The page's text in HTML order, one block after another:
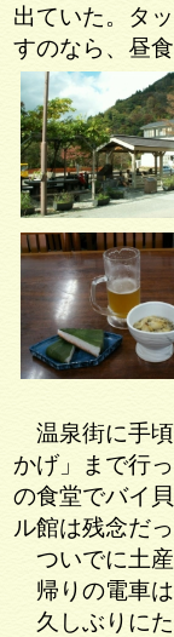
出ていた。タ
すのなら、昼
温泉街に手頃
かげ」まで行
の食堂でバイ
ル館は残念だ
ついでに土産
帰りの電車は
久しぶりにた